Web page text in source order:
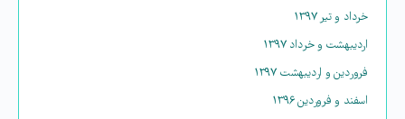
خرداد و تیر ۱۳۹۷
اردیبهشت و خرداد ۱۳۹۷
فروردین و اردیبهشت ۱۳۹۷
اسفند و فروردین ۱۳۹۶